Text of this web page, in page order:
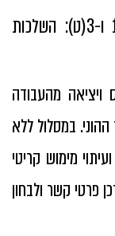
אופציות ומניות לעובדים לפי סעיף 102 ו-3(ט): השלכות
שינוי סטטוס ויציאה מהעבודה
במסלול ללא
ועיתוי מימוש קריטי
פרטי קשר ולבחון